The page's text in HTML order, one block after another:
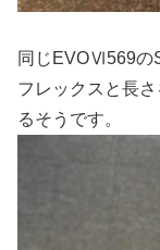
同じEVOⅥ569の
フレックスと長
るそうです。